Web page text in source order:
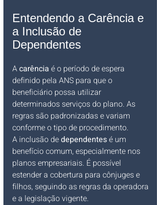
Entendendo a Carência e
a Inclusão de
Dependentes
A carência é o período de espera
definido pela ANS para que o
beneficiário possa utilizar
determinados serviços do plano. As
regras são padronizadas e variam
conforme o tipo de procedimento.
A inclusão de dependentes é um
benefício comum, especialmente nos
planos empresariais. É possível
estender a cobertura para cônjuges e
filhos, seguindo as regras da operadora
e a legislação vigente.